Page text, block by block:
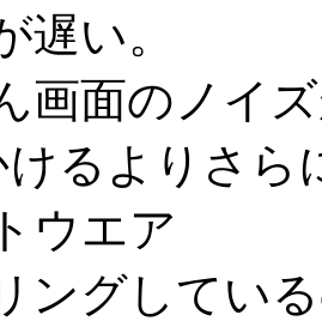
遅い。
画面のノイ
るよりさら
ウエア
ングしてい